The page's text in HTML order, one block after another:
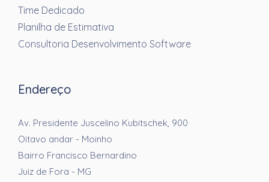
Time Dedicado
Planilha de Estimativa
Consultoria Desenvolvimento Software
Endereço
Av. Presidente Juscelino Kubitschek, 900
Oitavo andar - Moinho
Bairro Francisco Bernardino
Juiz de Fora - MG